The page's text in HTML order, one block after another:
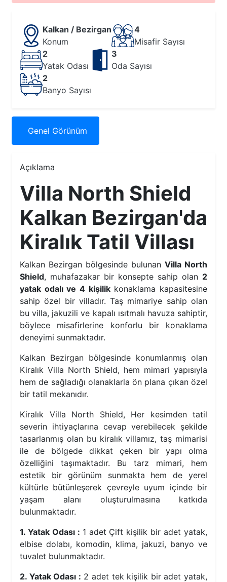
Kalkan / Bezirgan
Konum
4
Misafir Sayısı
2
Yatak Odası
3
Oda Sayısı
2
Banyo Sayısı
Genel Görünüm
Açıklama
Villa North Shield
Kalkan Bezirgan'da
Kiralık Tatil Villası
Kalkan Bezirgan bölgesinde bulunan Villa North
Shield, muhafazakar bir konsepte sahip olan 2
yatak odalı ve 4 kişilikkonaklama kapasitesine
sahip özel bir villadır. Taş mimariye sahip olan
bu villa, jakuzili ve kapalı ısıtmalı havuza sahiptir,
böylece misafirlerine konforlu bir konaklama
deneyimi sunmaktadır.
Kalkan Bezirgan bölgesinde konumlanmış olan
Kiralık Villa North Shield, hem mimari yapısıyla
hem de sağladığı olanaklarla ön plana çıkan özel
bir tatil mekanıdır.
Kiralık Villa North Shield, Her kesimden tatil
severin ihtiyaçlarına cevap verebilecek şekilde
tasarlanmış olan bu kiralık villamız, taş mimarisi
ile de bölgede dikkat çeken bir yapı olma
özelliğini taşımaktadır. Bu tarz mimari, hem
estetik bir görünüm sunmakta hem de yerel
kültürle bütünleşerek çevreyle uyum içinde bir
yaşam alanı oluşturulmasına katkıda
bulunmaktadır.
1. Yatak Odası : 1 adet Çift kişilik bir adet yatak,
elbise dolabı, komodin, klima, jakuzi, banyo ve
tuvalet bulunmaktadır.
2. Yatak Odası : 2 adet tek kişilik bir adet yatak,